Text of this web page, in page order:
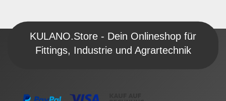
KULANO.Store - Dein Onlineshop für
Fittings, Industrie und Agrartechnik